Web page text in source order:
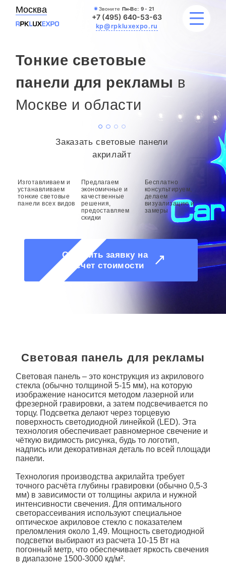
Москва Звоните Пн-Вс: 9 - 21
+7 (495) 640-53-63
kp@rpkluxexpo.ru
ВЫВЕСКИ
УСЛУГИ
НАШИ РАБОТЫ
БЛОГ
Тонкие световые
панели для рекламы в
Москве и области
Заказать световые панели
акрилайт
Изготавливаем и
устанавливаем
тонкие световые
панели всех видов
Предлагаем
экономичные и
качественные
решения,
предоставляем
скидки
Бесплатно
консультируем,
делаем
визуализацию и
замеры
Оставить заявку на
расчет стоимости
Световая панель для рекламы
Световая панель– это конструкция из акрилового
стекла (обычно толщиной 5-15 мм), на которую
изображение наносится методом лазерной или
фрезерной гравировки, а затем подсвечивается по
торцу. Подсветка делают через торцевую
поверхность светодиодной линейкой (LED). Эта
технология обеспечивает равномерное свечение и
чёткую видимость рисунка, будь то логотип,
надпись или декоративная деталь по всей площади
панели.
Технология производства акрилайта требует
точного расчёта глубины гравировки (обычно 0,5-3
мм) в зависимости от толщины акрила и нужной
интенсивности свечения. Для оптимального
светорассеивания используют специальное
оптическое акриловое стекло с показателем
преломления около 1,49. Мощность светодиодной
подсветки выбирают из расчета 10-15 Вт на
погонный метр, что обеспечивает яркость свечения
в диапазоне 1500-3000 кд/м².